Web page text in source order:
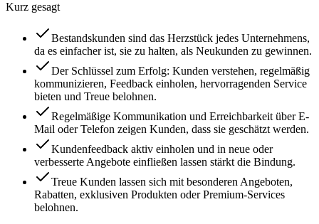
Kurz gesagt
Bestandskunden sind das Herzstück jedes Unternehmens,
da es einfacher ist, sie zu halten, als Neukunden zu gewinnen.
Der Schlüssel zum Erfolg: Kunden verstehen, regelmäßig
kommunizieren, Feedback einholen, hervorragenden Service
bieten und Treue belohnen.
Regelmäßige Kommunikation und Erreichbarkeit über E-
Mail oder Telefon zeigen Kunden, dass sie geschätzt werden.
Kundenfeedback aktiv einholen und in neue oder
verbesserte Angebote einfließen lassen stärkt die Bindung.
Treue Kunden lassen sich mit besonderen Angeboten,
Rabatten, exklusiven Produkten oder Premium-Services
belohnen.